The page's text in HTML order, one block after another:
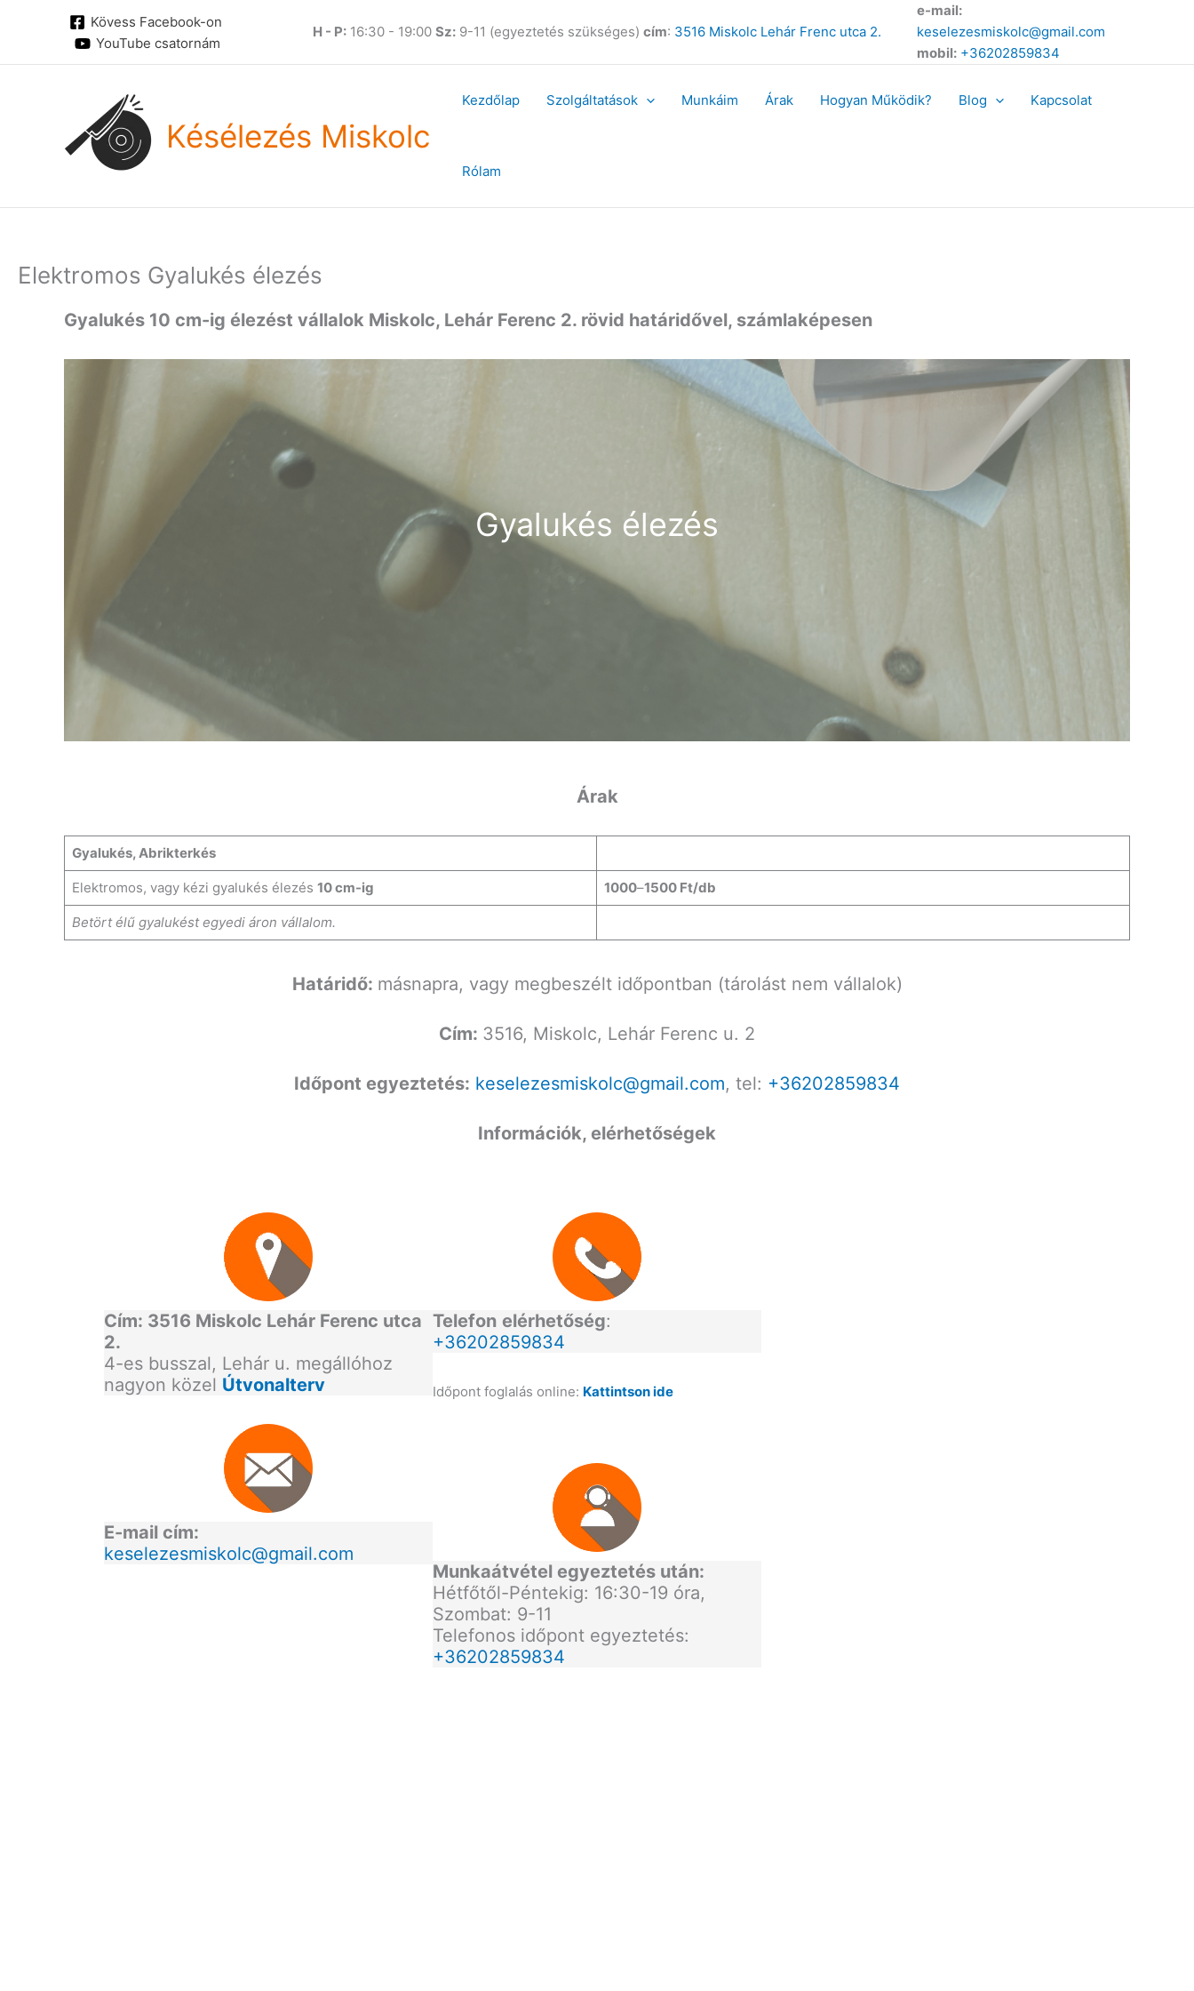
Kövess Facebook-on
YouTube csatornám
H - P: 16:30 - 19:00 Sz: 9-11 (egyeztetés szükséges) cím: 3516 Miskolc Lehár Frenc utca 2.
e-mail:
keselezesmiskolc@gmail.com
mobil: +36202859834
Késélezés Miskolc
Kezdőlap Szolgáltatások Munkáim Árak Hogyan Működik? Blog Kapcsolat
Rólam
Elektromos Gyalukés élezés
Gyalukés 10 cm-ig élezést vállalok Miskolc, Lehár Ferenc 2. rövid határidővel, számlaképesen
Gyalukés élezés
Árak
Gyalukés, Abrikterkés
Elektromos, vagy kézi gyalukés élezés 10 cm-ig 1000–1500 Ft/db
Betört élű gyalukést egyedi áron vállalom.
Határidő: másnapra, vagy megbeszélt időpontban (tárolást nem vállalok)
Cím: 3516, Miskolc, Lehár Ferenc u. 2
Időpont egyeztetés: keselezesmiskolc@gmail.com, tel: +36202859834
Információk, elérhetőségek
Cím: 3516 Miskolc Lehár Ferenc utca
2.
4-es busszal, Lehár u. megállóhoz
nagyon közel Útvonalterv
E-mail cím:
keselezesmiskolc@gmail.com
Telefon elérhetőség:
+36202859834
Időpont foglalás online: Kattintson ide
Munkaátvétel egyeztetés után:
Hétfőtől-Péntekig: 16:30-19 óra,
Szombat: 9-11
Telefonos időpont egyeztetés:
+36202859834